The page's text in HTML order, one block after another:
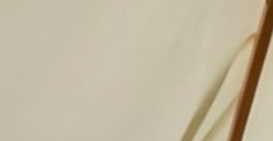
Vårt team
Jobba med oss